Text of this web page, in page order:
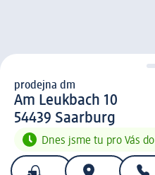
prodejna d m
prodejna dm
Am Leukbach 10
5 4 4 3 9
54439 Saarburg
Dnes jsme tu pro Vás do